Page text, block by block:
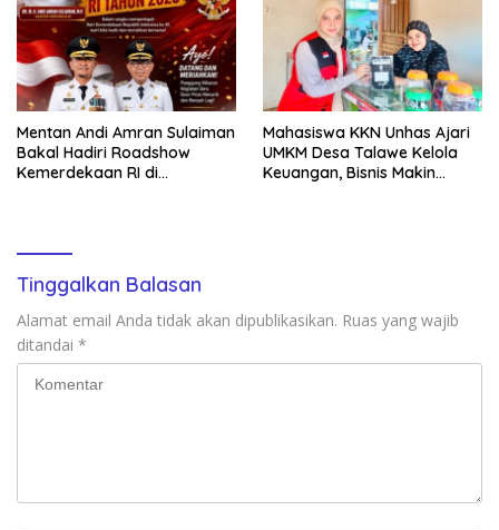
Mentan Andi Amran Sulaiman
Bakal Hadiri Roadshow
Kemerdekaan RI di
Mahasiswa KKN Unhas Ajari
UMKM Desa Talawe Kelola
Keuangan, Bisnis Makin
Tinggalkan Balasan
Alamat email Anda tidak akan dipublikasikan. Ruas yang wajib
ditandai *